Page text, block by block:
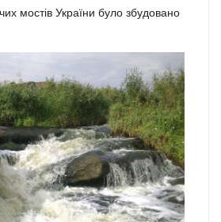
мостів України було збудовано